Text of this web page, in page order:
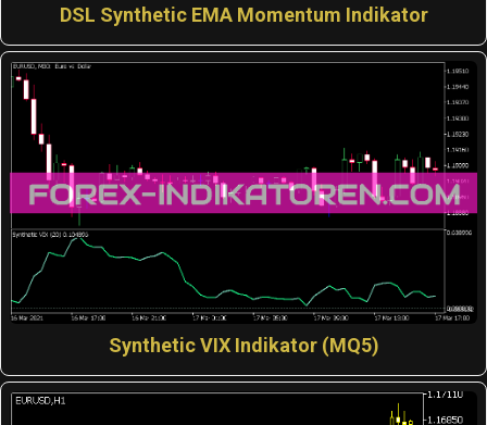
DSL Synthetic EMA Momentum Indikator
Synthetic VIX Indikator (MQ5)